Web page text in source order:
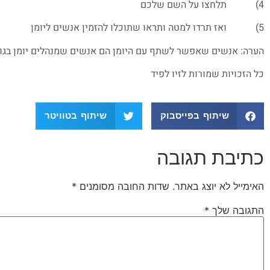
4) תלחצו על השם שלכם
5) ואז תרדו למטה ותראו שתוכלו להזמין אנשים ליומן
הערה: אנשים שאפשר לשתף עם היומן הם אנשים שמנהלים יומן
כל הזכויות שמורות לזיו לפיד
שיתוף בפייסבוק שיתוף בטוויטר
כתיבת תגובה
האימייל לא יוצג באתר. שדות החובה מסומנים *
התגובה שלך *